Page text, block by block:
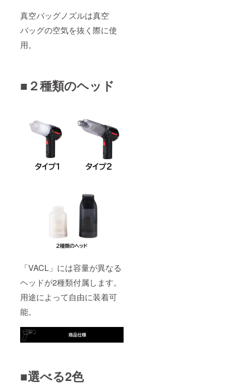
真空バッグノズルは真空
バッグの空気を抜く際に使
用。
■２種類のヘッド
「VACL」には容量が異なる
ヘッドが2種類付属します。
用途によって自由に装着可
能。
■選べる2色